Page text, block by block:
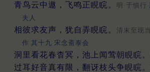
青鸟云中遨，飞鸣正睍睆。 明·于慎行
夫人
相彼求友声，犹自弄睍睆。 清末至现
作 其十九 宋念斋泰会
洞里看花春杳冥，池上闻莺朝睍睆。
过耳好音真有限，翻讶枝头争睍睆。